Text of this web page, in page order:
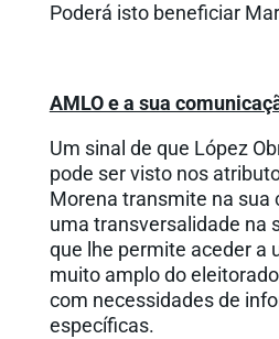
Poderá isto beneficiar
AMLO e a sua
Um sinal de que López
pode ser visto nos
Morena transmite na sua
uma transversalidade na
que lhe permite aceder a
muito amplo do
com necessidades de
específicas.